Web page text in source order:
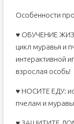
Особенности
♥ ОБУЧЕНИЕ
цикл муравья и
интерактивной
взрослая особь!
♥ НОСИТЕ ЕДУ:
пчелам и